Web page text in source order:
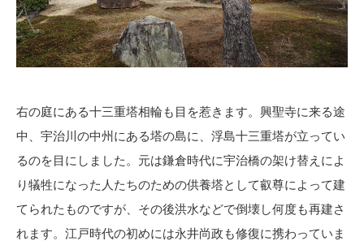
右の庭にある十三重塔相輪も目を惹きます。興聖寺に来る途
中、宇治川の中州にある塔の島に、浮島十三重塔が立ってい
るのを目にしました。元は鎌倉時代に宇治橋の架け替えによ
り犠牲になった人たちのための供養塔として叡尊によって建
てられたものですが、その後洪水などで倒壊し何度も再建さ
れます。江戸時代の初めには永井尚政も修復に携わっていま